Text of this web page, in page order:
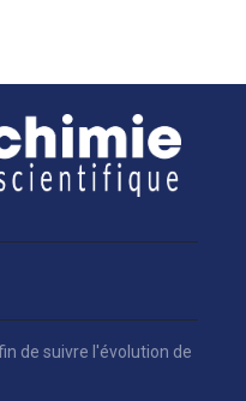
de suivre l'évolution de